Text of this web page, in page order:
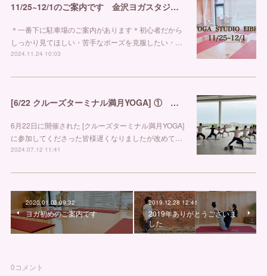
11/25~12/1のご案内です 金沢ヨガスタジオ リブラ
＊一番下に駐車場のご案内があります＊初心者だから
しっかり見てほしい・苦手なポーズを克服したい・…
2024.11.24 10:03
[6/22 クルーズターミナル満月YOGA] ① 金沢市ヨガスタジオ リブラ
6月22日に開催された [クルーズターミナル満月YOGA]
に参加してくださった皆様遅くなりましたが改めて…
2024.07.12 11:41
2020.01.03 09:32
ヨガ初めのご案内です
2019.12.28 12:41
2019年ありがとうございま
した
0コメント